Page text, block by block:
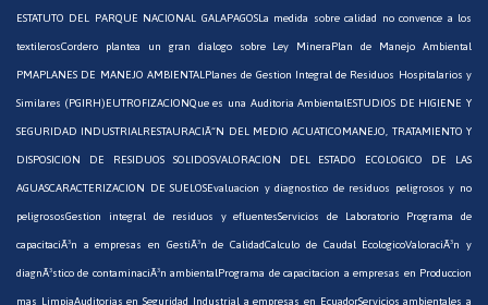
ESTATUTO DEL PARQUE NACIONAL GALAPAGOSLa medida sobre calidad no convence a los
textilerosCordero plantea un gran dialogo sobre Ley MineraPlan de Manejo Ambiental
PMAPLANES DE MANEJO AMBIENTALPlanes de Gestion Integral de Residuos Hospitalarios y
Similares (PGIRH)EUTROFIZACIONQue es una Auditoria AmbientalESTUDIOS DE HIGIENE Y
SEGURIDAD INDUSTRIALRESTAURACIÃ“N DEL MEDIO ACUATICOMANEJO, TRATAMIENTO Y
DISPOSICION DE RESIDUOS SOLIDOSVALORACION DEL ESTADO ECOLOGICO DE LAS
AGUASCARACTERIZACION DE SUELOSEvaluacion y diagnostico de residuos peligrosos y no
peligrososGestion integral de residuos y efluentesServicios de Laboratorio Programa de
capacitaciÃ³n a empresas en GestiÃ³n de CalidadCalculo de Caudal EcologicoValoraciÃ³n y
diagnÃ³stico de contaminaciÃ³n ambientalPrograma de capacitacion a empresas en Produccion
mas LimpiaAuditorias en Seguridad Industrial a empresas en EcuadorServicios ambientales a